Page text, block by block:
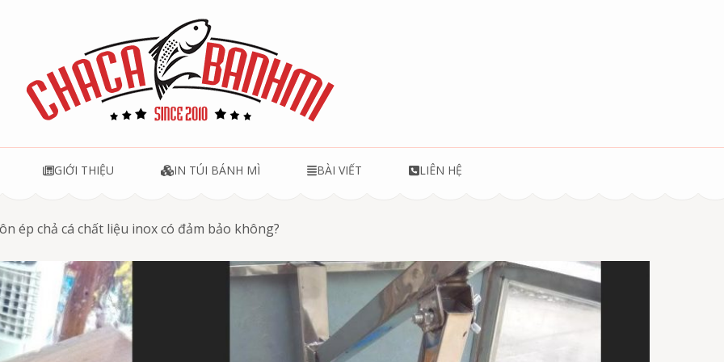
GIỚI THIỆU IN TÚI BÁNH MÌ BÀI VIẾT LIÊN HỆ
ép chả cá chất liệu inox có đảm bảo không?